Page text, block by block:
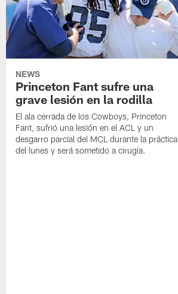
NEWS
Princeton Fant sufre una
grave lesión en la rodilla
El ala cerrada de los Cowboys, Princeton
Fant, sufrió una lesión en el ACL y un
desgarro parcial del MCL durante la práctica
del lunes y será sometido a cirugía.